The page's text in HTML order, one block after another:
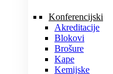
Konferencijski
Akreditacije
Blokovi
Brošure
Kape
Kemijske